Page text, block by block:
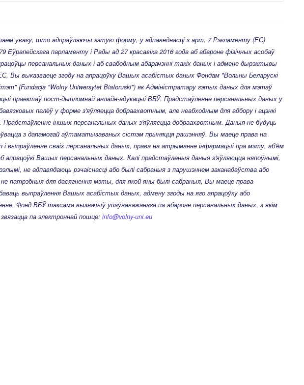
увагу, што адпраўляючы гэтую форму, у адпаведнасці з арт. 7 Рэгламенту (ЕС)
Еўрапейскага парламенту і Рады ад 27 красавіка 2016 года аб абароне фізічных асобаў
персанальных даных і аб свабодным абарачэнні такіх даных і адмене дырэктывы
Вы выказваеце згоду на апрацоўку Вашых асабістых даных Фондам "Вольны Беларускі
(Fundacja "Wolny Uniwersytet Białoruski") як Адміністратару гэтых даных для мэтаў
праектаў пост-дыпломнай анлайн-адукацыі ВБЎ. Прадстаўленне персанальных даных у
палёў у форме з'яўляецца добраахвотным, але неабходным для адбору і ацэнкі
Прадстаўленне іншых персанальных даных з'яўляецца добраахвотным. Даныя не будуць
з дапамогай аўтаматызаваных сістэм прыняцця рашэнняў. Вы маеце права на
і выпраўленне сваіх персанальных даных, права на атрыманне інфармацыі пра мэту, аб'ём
апрацоўкі Вашых персанальных даных. Калі прадстаўленыя даныя з'яўляюцца няпоўнымі,
не адпавядаюць рэчаіснасці або былі сабраныя з парушэннем заканадаўства або
патрэбныя для дасягнення мэты, для якой яны былі сабраныя, Вы маеце права
выпраўлення Вашых асабістых даных, адмену згоды на яго апрацоўку або
Фонд ВБЎ таксама вызначыў упаўнаважанага па абароне персанальных даных, з якім
па электроннай пошце: info@volny-uni.eu